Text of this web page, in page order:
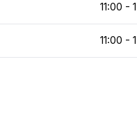
11:00 -
11:00 -